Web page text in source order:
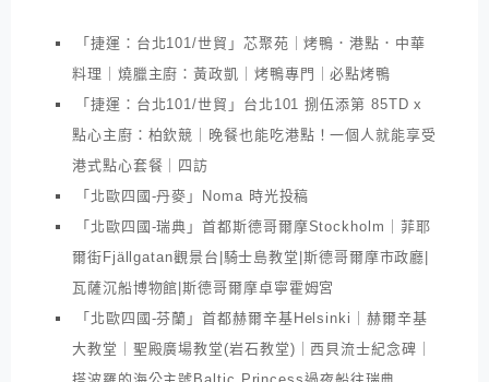
「捷運：台北101/世貿」芯聚苑｜烤鴨．港點．中華
料理｜燒臘主廚：黃政凱｜烤鴨專門｜必點烤鴨
「捷運：台北101/世貿」台北101 捌伍添第 85TD x
點心主廚：柏欽競｜晚餐也能吃港點！一個人就能享受
港式點心套餐｜四訪
「北歐四國-丹麥」Noma 時光投稿
「北歐四國-瑞典」首都斯德哥爾摩Stockholm｜菲耶
爾街Fjällgatan觀景台|騎士島教堂|斯德哥爾摩市政廳|
瓦薩沉船博物館|斯德哥爾摩卓寧霍姆宮
「北歐四國-芬蘭」首都赫爾辛基Helsinki｜赫爾辛基
大教堂｜聖殿廣場教堂(岩石教堂)｜西貝流士紀念碑｜